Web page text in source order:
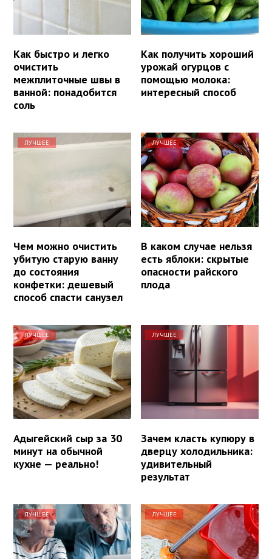
Как быстро и легко
очистить
межплиточные швы в
ванной: понадобится
соль
Как получить хороший
урожай огурцов с
помощью молока:
интересный способ
ЛУЧШЕЕ
Чем можно очистить
убитую старую ванну
до состояния
конфетки: дешевый
способ спасти санузел
ЛУЧШЕЕ
В каком случае нельзя
есть яблоки: скрытые
опасности райского
плода
ЛУЧШЕЕ
Адыгейский сыр за 30
минут на обычной
кухне — реально!
ЛУЧШЕЕ
Зачем класть купюру в
дверцу холодильника:
удивительный
результат
ЛУЧШЕЕ ЛУЧШЕЕ